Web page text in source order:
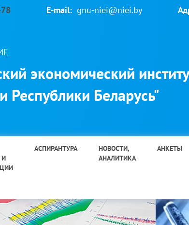
E-mail: gnu-niei@niei.by
экономический
Республики Беларусь"
И
АСПИРАНТУРА
НОВОСТИ,
АНАЛИТИКА
АНКЕТЫ